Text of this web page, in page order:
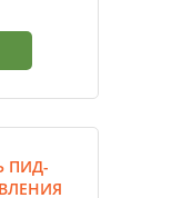
ПИД-